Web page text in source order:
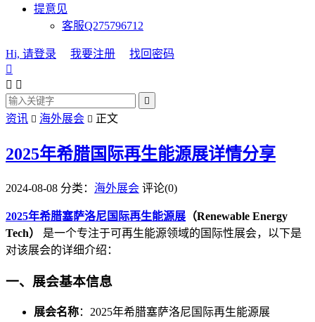
提意见
客服Q275796712
Hi, 请登录 我要注册
找回密码

 

资讯  海外展会  正文
2025年希腊国际再生能源展详情分享
2024-08-08 分类： 海外展会 评论(0)
2025年希腊塞萨洛尼国际再生能源展 （Renewable Energy
Tech）
是一个专注于可再生能源领域的国际性展会，以下是
对该展会的详细介绍：
一、展会基本信息
展会名称：2025年希腊塞萨洛尼国际再生能源展